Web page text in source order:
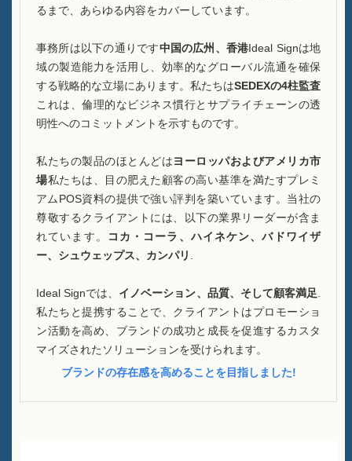
るまで、あらゆる内容をカバーしています。
事務所は以下の通りです中国の広州、香港Ideal Signは地
域の製造能力を活用し、効率的なグローバル流通を確保
する戦略的な立場にあります。私たちはSEDEXの4柱監査
これは、倫理的なビジネス慣行とサプライチェーンの透
明性へのコミットメントを示すものです。
私たちの製品のほとんどはヨーロッパおよびアメリカ市
場私たちは、目の肥えた顧客の高い基準を満たすプレミ
アムPOS資料の提供で強い評判を築いています。当社の
尊敬するクライアントには、以下の業界リーダーが含ま
れています。
コカ・コーラ、ハイネケン、バドワイザ
ー、シュウェップス、カンパリ
Ideal Signでは、 イノベーション、品質、そして顧客満足
私たちと提携することで、クライアントはプロモーショ
ン活動を高め、ブランドの成功と成長を促進するカスタ
マイズされたソリューションを受けられます。
ブランドの存在感を高めることを目指しました!